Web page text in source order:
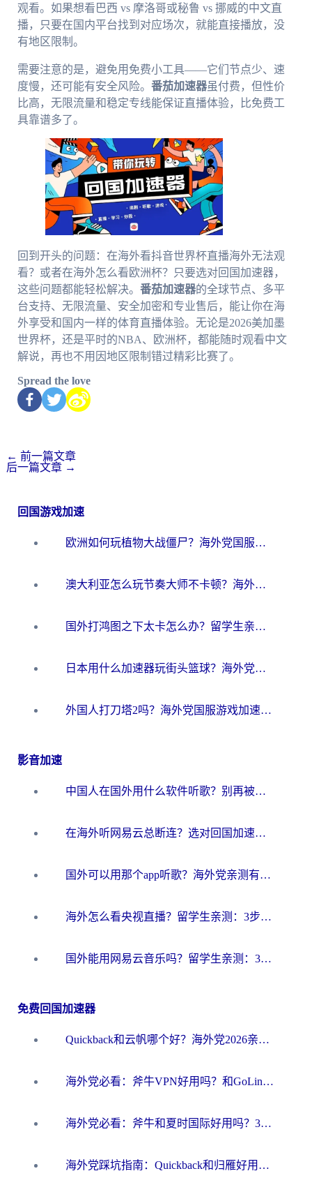
观看。如果想看巴西 vs 摩洛哥或秘鲁 vs 挪威的中文直
播，只要在国内平台找到对应场次，就能直接播放，没
有地区限制。
需要注意的是，避免用免费小工具——它们节点少、速
度慢，还可能有安全风险。 番茄加速器虽付费，但性价
比高，无限流量和稳定专线能保证直播体验，比免费工
具靠谱多了。
回到开头的问题：在海外看抖音世界杯直播海外无法观
看？或者在海外怎么看欧洲杯？只要选对回国加速器，
这些问题都能轻松解决。 番茄加速器的全球节点、多平
台支持、无限流量、安全加密和专业售后，能让你在海
外享受和国内一样的体育直播体验。无论是2026美加墨
世界杯，还是平时的NBA、欧洲杯，都能随时观看中文
解说，再也不用因地区限制错过精彩比赛了。
Spread the love
← 前一篇文章
后一篇文章 →
回国游戏加速
欧洲如何玩植物大战僵尸？海外党国服游戏加速避坑指南（附实测对比）
澳大利亚怎么玩节奏大师不卡顿？海外党国服游戏加速终极指南
国外打鸿图之下太卡怎么办？留学生亲测有效的国服游戏加速方案
日本用什么加速器玩街头篮球？海外党国服游戏不卡顿的终极攻略
外国人打刀塔2吗？海外党国服游戏加速避坑全攻略
影音加速
中国人在国外用什么软件听歌？别再被地域限制卡脖子，这篇教你轻松解锁国内音乐库
在海外听网易云总断连？选对回国加速器，告别地区限制和卡顿
国外可以用那个app听歌？海外党亲测有效的回国加速方案，轻松听国内音乐听书
海外怎么看央视直播？留学生亲测：3步解决版权限制+追剧自由
国外能用网易云音乐吗？留学生亲测：3步解决海外听歌难题
免费回国加速器
Quickback和云帆哪个好？海外党2026亲测指南：选对加速器大陆工具，无缝刷国内剧玩国服
海外党必看：斧牛VPN好用吗？和GoLinkVPN对比哪个回国效果更好？
海外党必看：斧牛和夏时国际好用吗？3步选对回国加速器，无缝刷国内资源
海外党踩坑指南：Quickback和归雁好用吗？选对加速器才能无缝刷国内资源